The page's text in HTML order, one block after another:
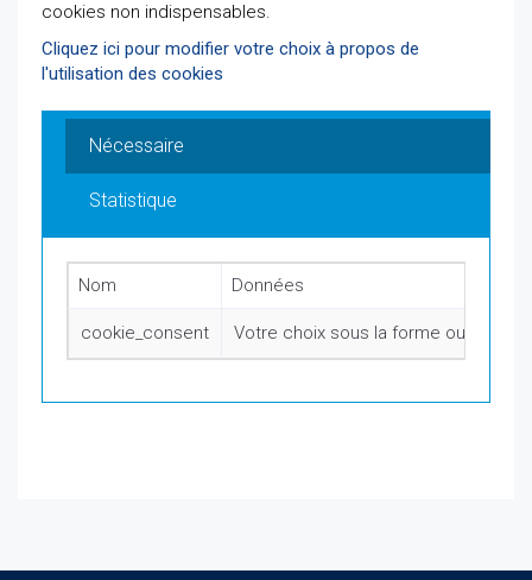
cookies non indispensables.
Cliquez ici pour modifier votre choix à propos de
l'utilisation des cookies
Nécessaire
Statistique
Nom Données
cookie_consent Votre choix sous la forme oui/non